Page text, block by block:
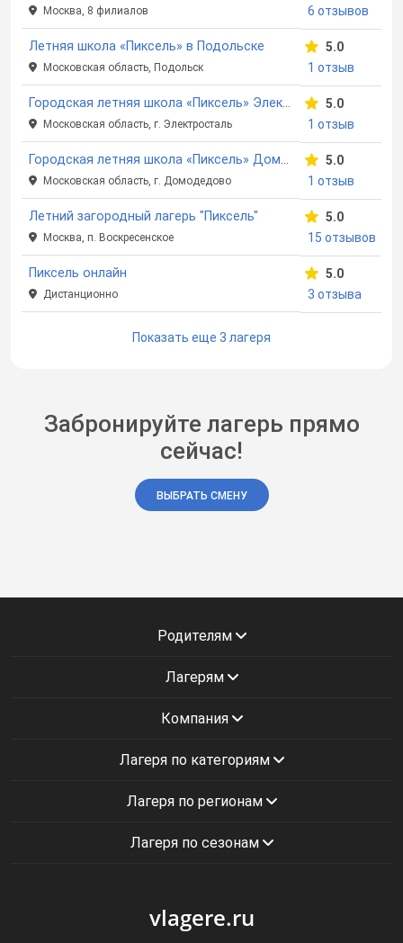
Москва, 8 филиалов
6 отзывов
Летняя школа «Пиксель» в Подольске
Московская область, Подольск
5.0
1 отзыв
Городская летняя школа «Пиксель» Электросталь
Московская область, г. Электросталь
5.0
1 отзыв
Городская летняя школа «Пиксель» Домодедово
Московская область, г. Домодедово
5.0
1 отзыв
Летний загородный лагерь "Пиксель"
Москва, п. Воскресенское
5.0
15 отзывов
Пиксель онлайн
Дистанционно
5.0
3 отзыва
Показать еще 3 лагеря
Забронируйте лагерь прямо
сейчас!
ВЫБРАТЬ СМЕНУ
Родителям
Лагерям
Компания
Лагеря по категориям
Лагеря по регионам
Лагеря по сезонам
vlagere.ru